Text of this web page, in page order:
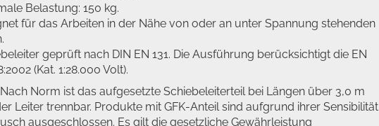
Belastung: 150 kg.
für das Arbeiten in der Nähe von oder an unter Spannung stehenden
geprüft nach DIN EN 131. Die Ausführung berücksichtigt die EN
(Kat. 1:28.000 Volt).
Nach Norm ist das aufgesetzte Schiebeleiterteil bei Längen über 3,0 m
Leiter trennbar. Produkte mit GFK-Anteil sind aufgrund ihrer Sensibilität
ausgeschlossen. Es gilt die gesetzliche Gewährleistung